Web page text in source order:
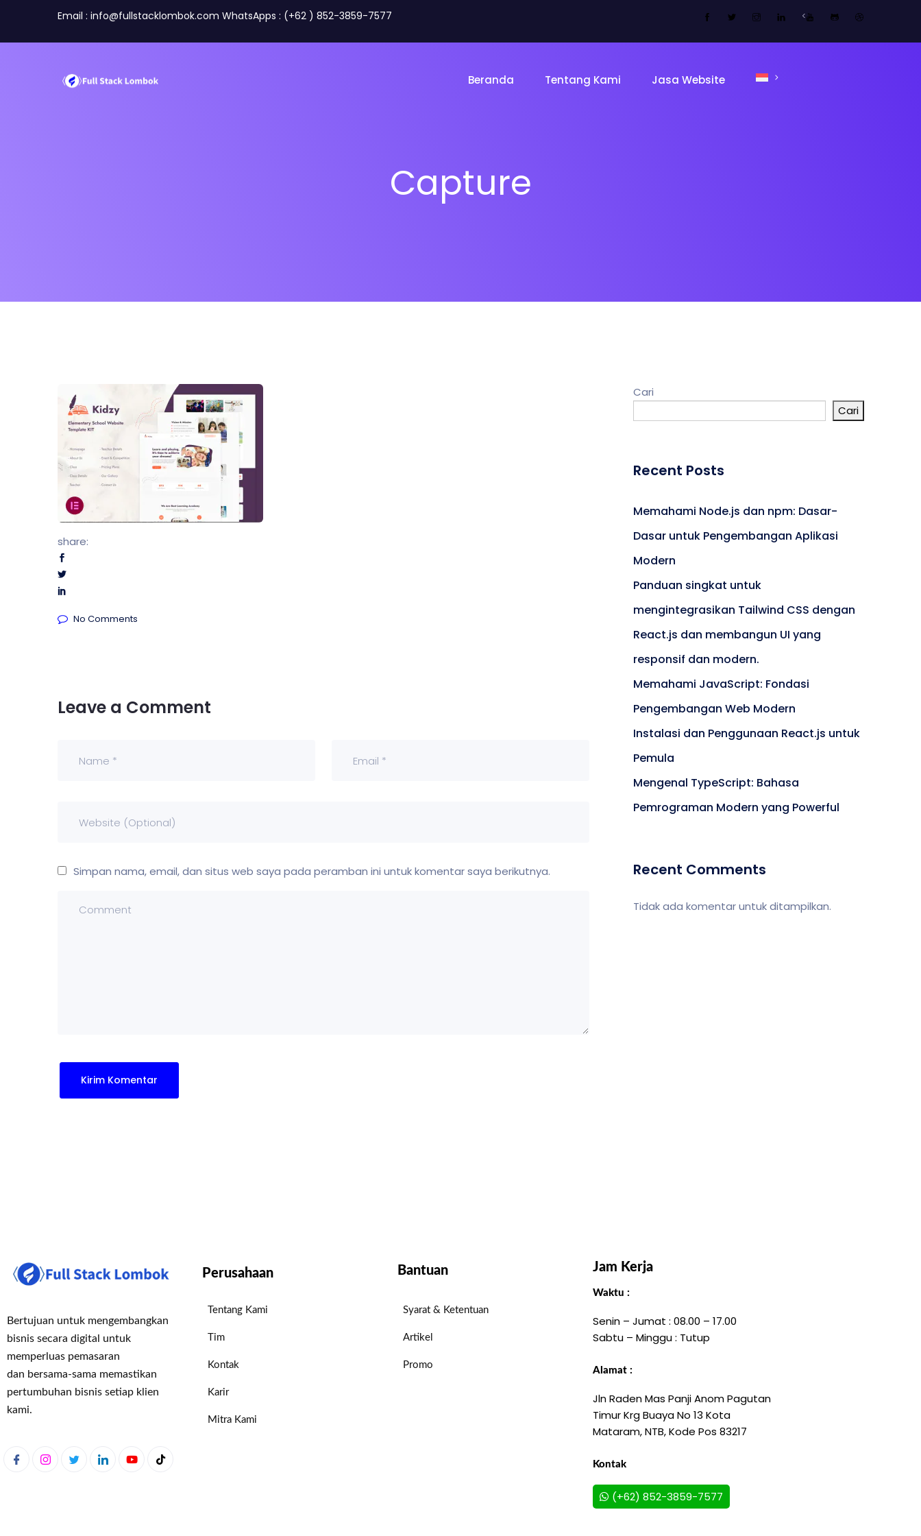
Email : info@fullstacklombok.com WhatsApps : (+62 ) 852-3859-7577 <
Beranda Tentang Kami
Mitra Kami
Jasa Website
Dealer Umroh Portal Berita
Capture
share:
No Comments
Leave a Comment
Simpan nama, email, dan situs web saya pada peramban ini untuk komentar saya berikutnya.
Cari
Cari
Recent Posts
Memahami Node.js dan npm: Dasar-
Dasar untuk Pengembangan Aplikasi
Modern
Panduan singkat untuk
mengintegrasikan Tailwind CSS dengan
React.js dan membangun UI yang
responsif dan modern.
Memahami JavaScript: Fondasi
Pengembangan Web Modern
Instalasi dan Penggunaan React.js untuk
Pemula
Mengenal TypeScript: Bahasa
Pemrograman Modern yang Powerful
Recent Comments
Tidak ada komentar untuk ditampilkan.
Bertujuan untuk mengembangkan
bisnis secara digital untuk
memperluas pemasaran
dan bersama-sama memastikan
pertumbuhan bisnis setiap klien
kami.
Perusahaan
Tentang Kami
Tim
Kontak
Karir
Mitra Kami
Bantuan
Syarat & Ketentuan
Artikel
Promo
Jam Kerja
Waktu :
Senin – Jumat : 08.00 – 17.00
Sabtu – Minggu : Tutup
Alamat :
Jln Raden Mas Panji Anom Pagutan
Timur Krg Buaya No 13 Kota
Mataram, NTB, Kode Pos 83217
Kontak
(+62) 852-3859-7577